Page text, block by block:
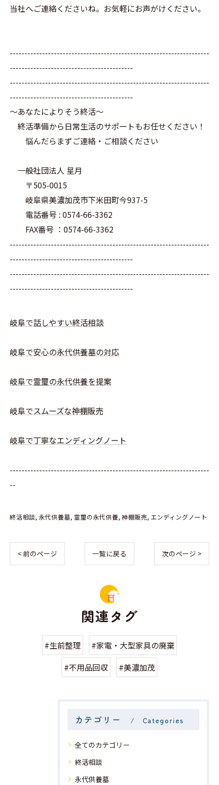
当社へご連絡くださいね。お気軽にお声がけください。
--------------------------------------------------------------------
------------------------------------------
--------------------------------------------------------------------
------------------------------------------
～あなたによりそう終活～
終活準備から日常生活のサポートもお任せください！
悩んだらまずご連絡・ご相談ください
一般社団法人 星月
〒505-0015
岐阜県美濃加茂市下米田町今937-5
電話番号 : 0574-66-3362
FAX番号 ：0574-66-3362
--------------------------------------------------------------------
------------------------------------------
--------------------------------------------------------------------
------------------------------------------
岐阜で話しやすい終活相談
岐阜で安心の永代供養墓の対応
岐阜で霊璽の永代供養を提案
岐阜でスムーズな神棚販売
岐阜で丁寧なエンディングノート
--------------------------------------------------------------------
--
終活相談 永代供養墓 霊璽の永代供養 神棚販売 エンディングノート
< 前のページ 一覧に戻る 次のページ >
関連タグ
#生前整理
#家電・大型家具の廃棄
#不用品回収
#美濃加茂
カテゴリー Categories
全てのカテゴリー
終活相談
永代供養墓